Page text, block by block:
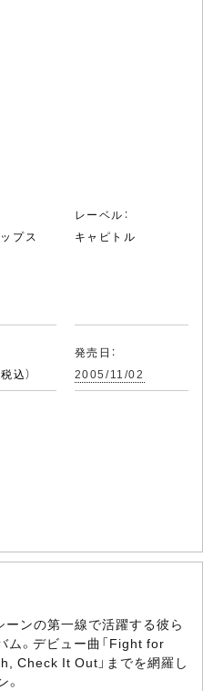
プス
レーベル：
キャピトル
込）
発売日：
2005/11/02
ーンの第一線で活躍する彼ら
ム。デビュー曲「Fight for
Check It Out」までを網羅し